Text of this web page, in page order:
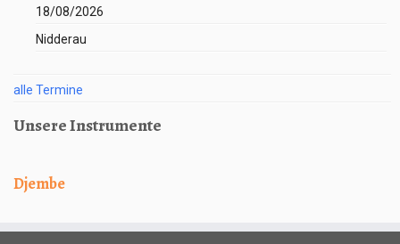
18/08/2026
Nidderau
alle Termine
Unsere Instrumente
Djembe